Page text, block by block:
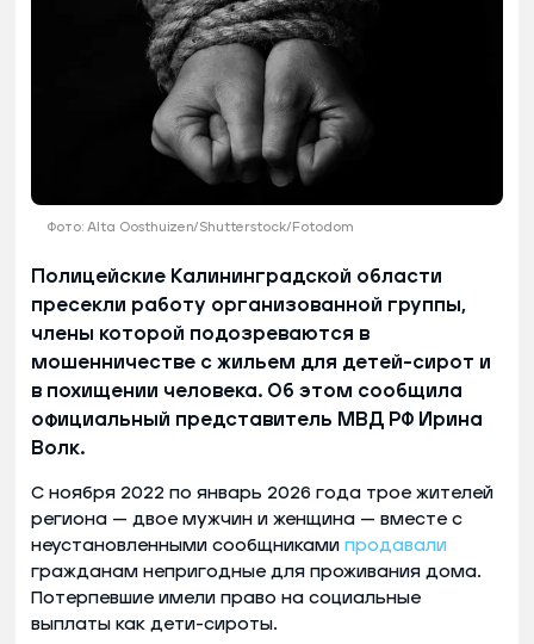
Фото: Alta Oosthuizen/Shutterstock/Fotodom
Полицейские Калининградской области
пресекли работу организованной группы,
члены которой подозреваются в
мошенничестве с жильем для детей-сирот и
в похищении человека. Об этом сообщила
официальный представитель МВД РФ Ирина
Волк.
С ноября 2022 по январь 2026 года трое жителей
региона — двое мужчин и женщина — вместе с
неустановленными сообщниками продавали
гражданам непригодные для проживания дома.
Потерпевшие имели право на социальные
выплаты как дети-сироты.